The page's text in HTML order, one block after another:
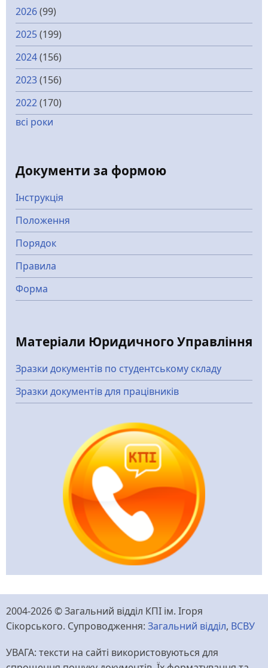
2026(99)
2025(199)
2024(156)
2023(156)
2022(170)
всі роки
Документи за формою
Інструкція
Положення
Порядок
Правила
Форма
Матеріали Юридичного Управління
Зразки документів по студентському складу
Зразки документів для працівників
2004-2026 © Загальний відділ КПІ ім. Ігоря
Сікорського. Супроводження: Загальний відділ, ВСВУ
УВАГА: тексти на сайті використовуються для